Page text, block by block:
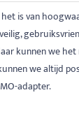
het is van
kunnen we
we altijd
adapter.